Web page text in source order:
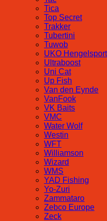
Tica
Top Secret
Trakker
Tubertini
Tuwob
UKO Hengelsport
Ultraboost
Uni Cat
Up Fish
Van den Eynde
VanFook
VK Baits
VMC
Water Wolf
Westin
WFT
Williamson
Wizard
WMS
YAD Fishing
Yo-Zuri
Zammataro
Zebco Europe
Zeck